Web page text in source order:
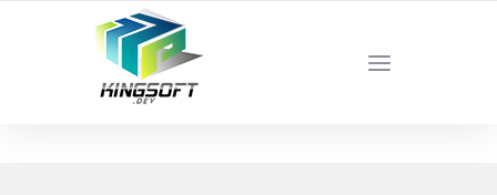
YOUR LOCAL DIGITAL MARKETING AGENCY